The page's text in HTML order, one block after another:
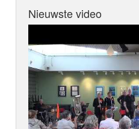
Nieuwste video